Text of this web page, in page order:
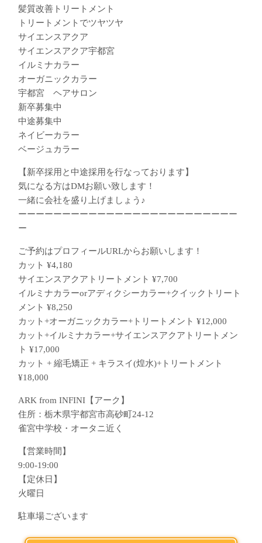
髪質改善トリートメント
トリートメントでツヤツヤ
サイエンスアクア
サイエンスアクア宇都宮
イルミナカラー
オーガニックカラー
宇都宮 ヘアサロン
新卒募集中
中途募集中
ネイビーカラー
ベージュカラー
【新卒採用と中途採用を行なっております】
気になる方はDMお願い致します！
一緒に会社を盛り上げましょう♪
ーーーーーーーーーーーーーーーーーーーーーーーーー
ー
ご予約はプロフィールURLからお願いします！
カット ¥4,180
サイエンスアクアトリートメント ¥7,700
イルミナカラーorアディクシーカラー+クイックトリート
メント ¥8,250
カット+オーガニックカラー+トリートメント ¥12,000
カット+イルミナカラー+サイエンスアクアトリートメン
ト ¥17,000
カット + 縮毛矯正 + キラスイ(煌水)+トリートメント
¥18,000
ARK from INFINI【アーク】
住所：栃木県宇都宮市高砂町24-12
雀宮中学校・オータニ近く
【営業時間】
9:00-19:00
【定休日】
火曜日
駐車場ございます